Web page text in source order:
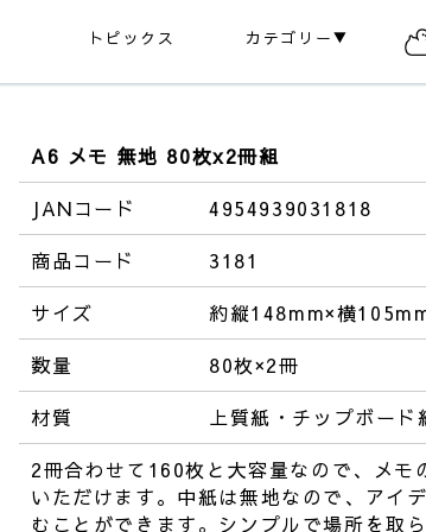
トピックス カテゴリー▼
A6 メモ 無地 80枚x2冊組
JANコード
4954939031818
商品コード
3181
サイズ
約縦148mm×横
数量
80枚×2冊
材質
上質紙・チップボード
2冊合わせて160枚と大容量なので、メモ
いただけます。中紙は無地なので、アイ
むことができます。シンプルで場所を取